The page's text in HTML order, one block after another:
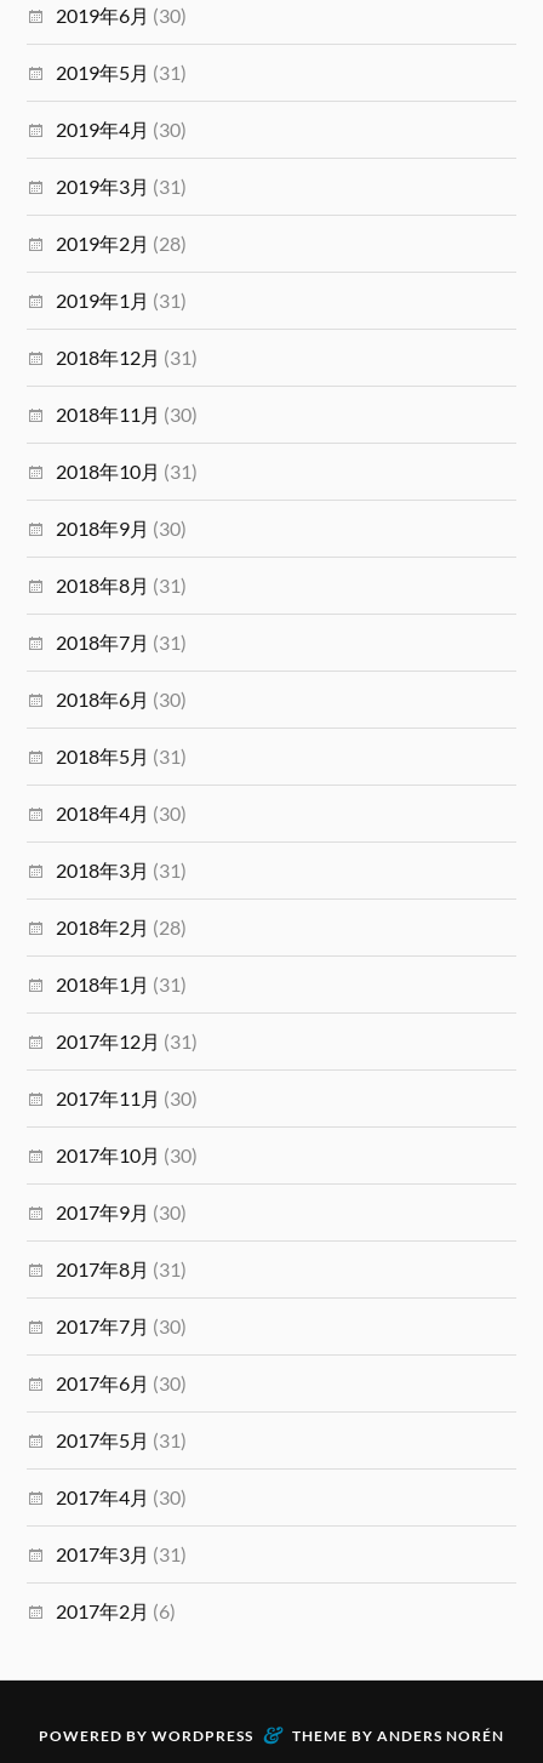
2019年6月 (30)
2019年5月 (31)
2019年4月 (30)
2019年3月 (31)
2019年2月 (28)
2019年1月 (31)
2018年12月 (31)
2018年11月 (30)
2018年10月 (31)
2018年9月 (30)
2018年8月 (31)
2018年7月 (31)
2018年6月 (30)
2018年5月 (31)
2018年4月 (30)
2018年3月 (31)
2018年2月 (28)
2018年1月 (31)
2017年12月 (31)
2017年11月 (30)
2017年10月 (30)
2017年9月 (30)
2017年8月 (31)
2017年7月 (30)
2017年6月 (30)
2017年5月 (31)
2017年4月 (30)
2017年3月 (31)
2017年2月 (6)
POWERED BY WORDPRESS & THEME BY ANDERS NORÉN